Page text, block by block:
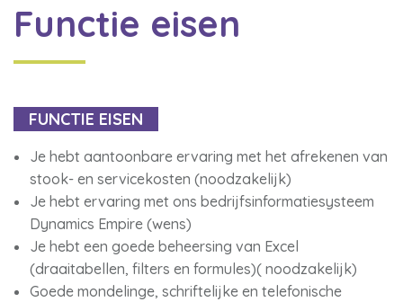
Functie eisen
FUNCTIE EISEN
Je hebt aantoonbare ervaring met het afrekenen van
stook- en servicekosten (noodzakelijk)
Je hebt ervaring met ons bedrijfsinformatiesysteem
Dynamics Empire (wens)
Je hebt een goede beheersing van Excel
(draaitabellen, filters en formules)( noodzakelijk)
Goede mondelinge, schriftelijke en telefonische